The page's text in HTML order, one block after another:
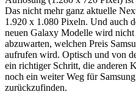
Das nicht mehr ganz aktuelle
1.920 x 1.080 Pixeln. Und auch
neuen Galaxy Modelle wird
abzuwarten, welchen Preis
aufrufen wird. Optisch und von
ein richtiger Schritt, die anderen
noch ein weiter Weg für
zurückzufinden.